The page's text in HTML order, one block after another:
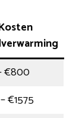
€800
€1575